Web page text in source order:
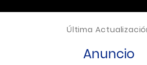
Última
Anuncio